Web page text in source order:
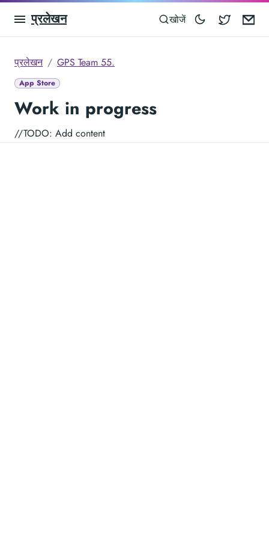
प्रलेखन खोजें
प्रलेखन GPS Team 55.
App Store
Work in progress
//TODO: Add content